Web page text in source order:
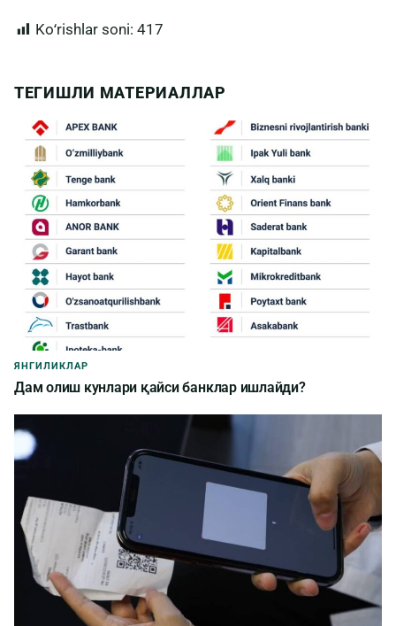
Koʻrishlar soni: 417
ТЕГИШЛИ МАТЕРИАЛЛАР
ЯНГИЛИКЛАР
Дам олиш кунлари қайси банклар ишлайди?